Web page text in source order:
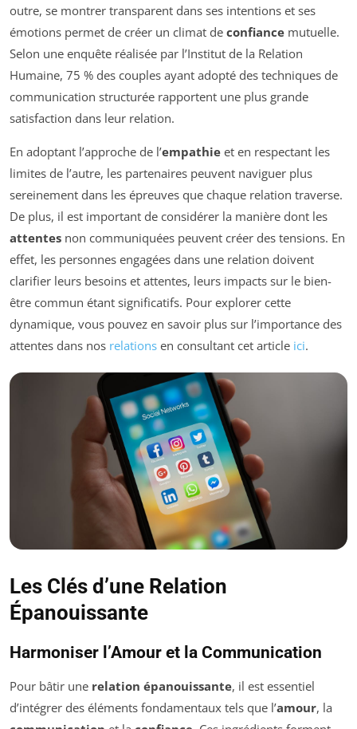
outre, se montrer transparent dans ses intentions et ses
émotions permet de créer un climat de confiance mutuelle.
Selon une enquête réalisée par l’Institut de la Relation
Humaine, 75 % des couples ayant adopté des techniques de
communication structurée rapportent une plus grande
satisfaction dans leur relation.
En adoptant l’approche de l’empathie et en respectant les
limites de l’autre, les partenaires peuvent naviguer plus
sereinement dans les épreuves que chaque relation traverse.
De plus, il est important de considérer la manière dont les
attentes non communiquées peuvent créer des tensions. En
effet, les personnes engagées dans une relation doivent
clarifier leurs besoins et attentes, leurs impacts sur le bien-
être commun étant significatifs. Pour explorer cette
dynamique, vous pouvez en savoir plus sur l’importance des
attentes dans nos relations en consultant cet article ici.
Les Clés d’une Relation
Épanouissante
Harmoniser l’Amour et la Communication
Pour bâtir une relation épanouissante, il est essentiel
d’intégrer des éléments fondamentaux tels que l’amour, la